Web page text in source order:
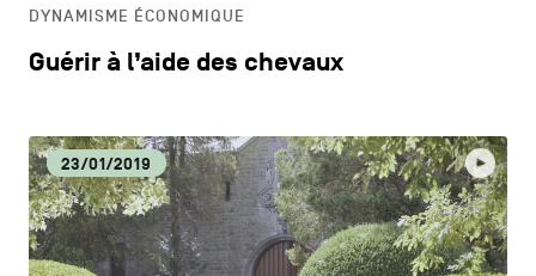
COOKIES POLICY
POLITIQUE VIE PRIVÉE
FR NL EN
DYNAMISME ÉCONOMIQUE
ECOLOGIE
DYNAMISME ÉCONOMIQUE
Guérir à l’aide des chevaux
23/01/2019